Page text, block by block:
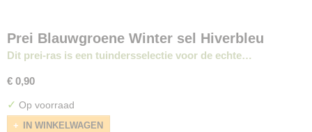
Prei Blauwgroene Winter sel Hiverbleu
Dit prei-ras is een tuindersselectie voor de echte…
€ 0,90
✓ Op voorraad
IN WINKELWAGEN